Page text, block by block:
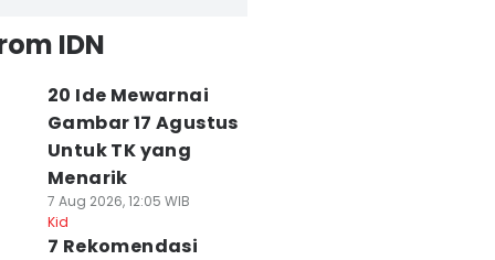
IDN
20 Ide Mewarnai
Gambar 17 Agustus
Untuk TK yang
Menarik
7 Aug 2026, 12:05 WIB
Kid
7 Rekomendasi